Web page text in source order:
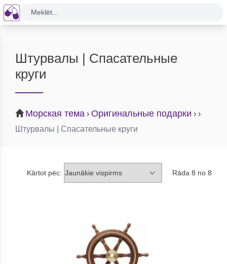
Meklēt...
Штурвалы | Спасательные
круги
Морская тема › Оригинальные подарки › ›
Штурвалы | Спасательные круги
Kārtot pēc: Rāda 8 no 8